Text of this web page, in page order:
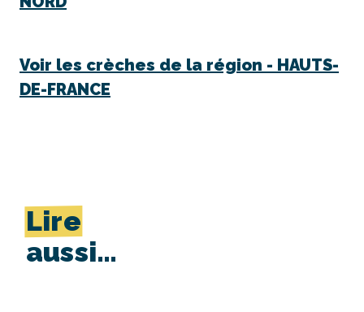
Voir les crèches de la région - HAUTS-
DE-FRANCE
Lire
aussi…